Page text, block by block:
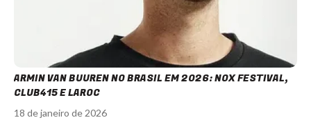
ARMIN VAN BUUREN NO BRASIL EM 2026: NOX FESTIVAL,
CLUB415 E LAROC
18 de janeiro de 2026